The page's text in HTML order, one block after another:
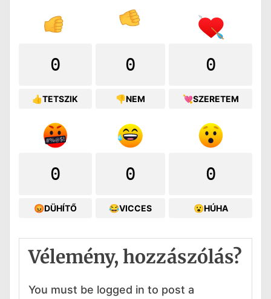
0
👍TETSZIK
0
👎NEM
0
💘SZERETEM
0
😡DÜHÍTŐ
0
😂VICCES
0
😮HÚHA
Vélemény, hozzászólás?
You must be logged in to post a